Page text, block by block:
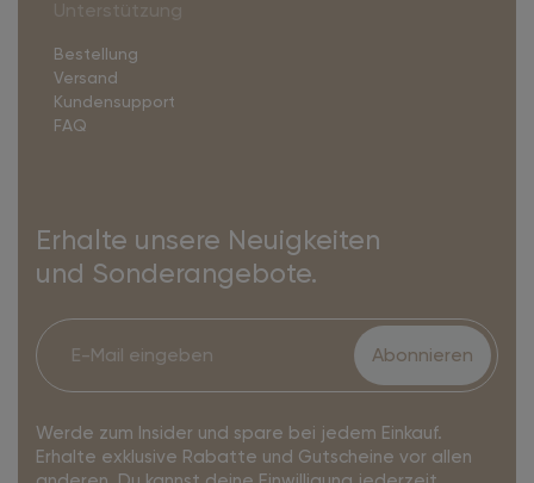
Bestellung
Versand
Kundensupport
FAQ
Erhalte unsere Neuigkeiten
und Sonderangebote.
Abonnieren
Werde zum Insider und spare bei jedem Einkauf.
Erhalte exklusive Rabatte und Gutscheine vor allen